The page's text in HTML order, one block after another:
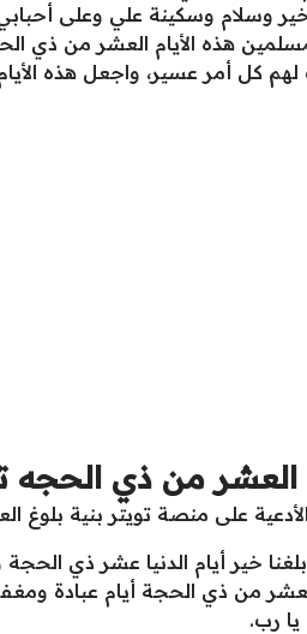
وسلام وسكينة علي وعلى
هذه الأيام العشر من ذي
كل أمر عسير، واجعل هذه الأيام
العشر من ذي الحجه
على منصة تويتر بنية بلوغ
بلغنا خير أيام الدنيا عشر ذي
من ذي الحجة أيام عبادة
يا رب.